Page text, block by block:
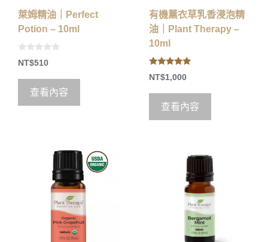
萊姆精油｜Perfect
Potion – 10ml
0
o
t
5
NT$510
查看內容
有機薰衣草乳香浸泡精
油｜Plant Therapy –
10ml
4.83
out of 5
NT$1,000
查看內容